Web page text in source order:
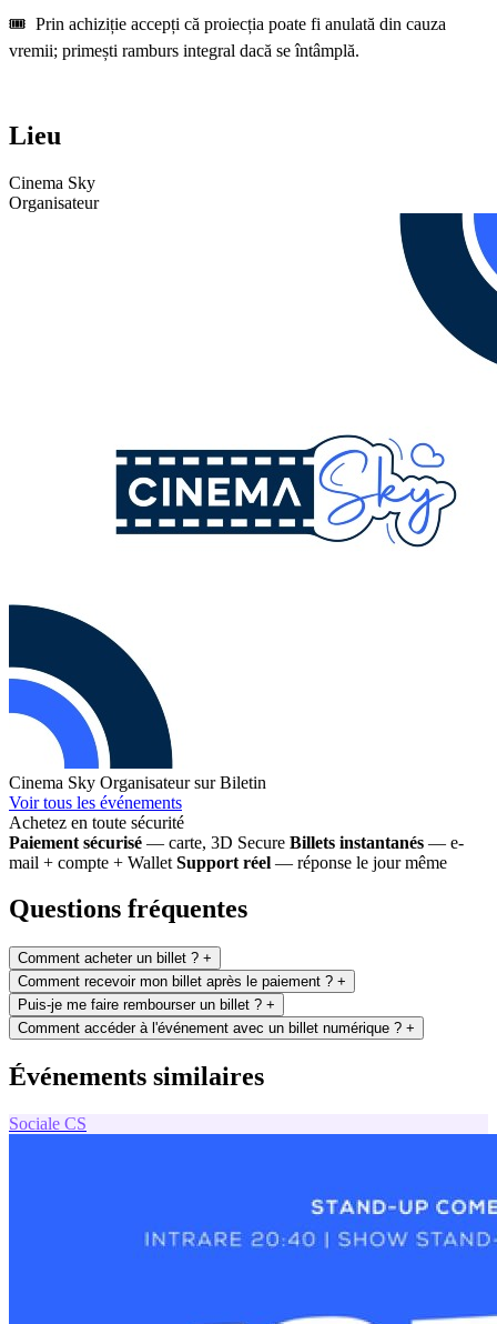
🎟️ Prin achiziție accepți că proiecția poate fi anulată din cauza
vremii; primești ramburs integral dacă se întâmplă.
Lieu
Cinema Sky
Organisateur
Cinema Sky Organisateur sur Biletin
Voir tous les événements
Achetez en toute sécurité
Paiement sécurisé — carte, 3D Secure Billets instantanés — e-
mail + compte + Wallet Support réel — réponse le jour même
Questions fréquentes
Comment acheter un billet ? +
Comment recevoir mon billet après le paiement ? +
Puis-je me faire rembourser un billet ? +
Comment accéder à l'événement avec un billet numérique ? +
Événements similaires
Sociale CS